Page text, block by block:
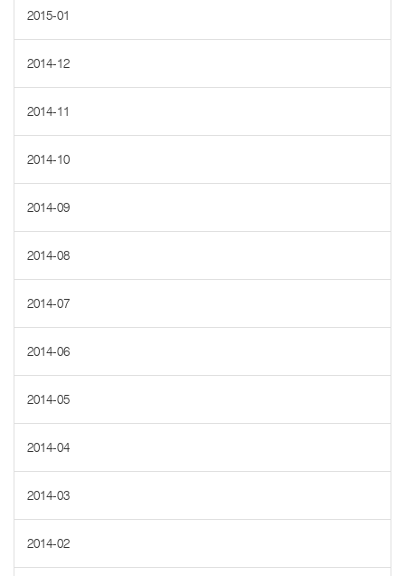
2015-01
2014-12
2014-11
2014-10
2014-09
2014-08
2014-07
2014-06
2014-05
2014-04
2014-03
2014-02